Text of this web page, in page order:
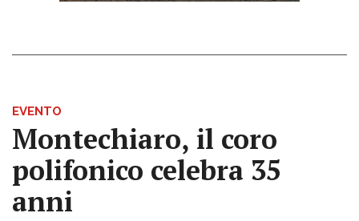
EVENTO
Montechiaro, il coro
polifonico celebra 35
anni